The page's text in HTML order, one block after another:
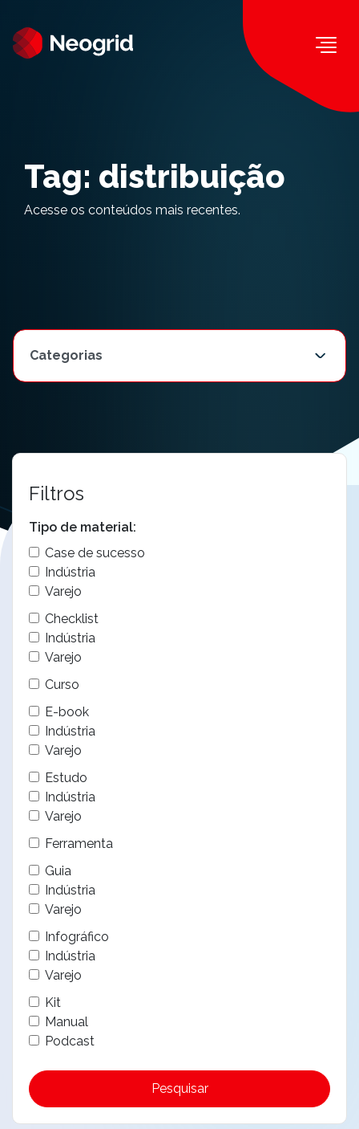
Tag: distribuição
Acesse os conteúdos mais recentes.
Filtros
Tipo de material:
Case de sucesso
Indústria
Varejo
Checklist
Indústria
Varejo
Curso
E-book
Indústria
Varejo
Estudo
Indústria
Varejo
Ferramenta
Guia
Indústria
Varejo
Infográfico
Indústria
Varejo
Kit
Manual
Podcast
Pesquisar